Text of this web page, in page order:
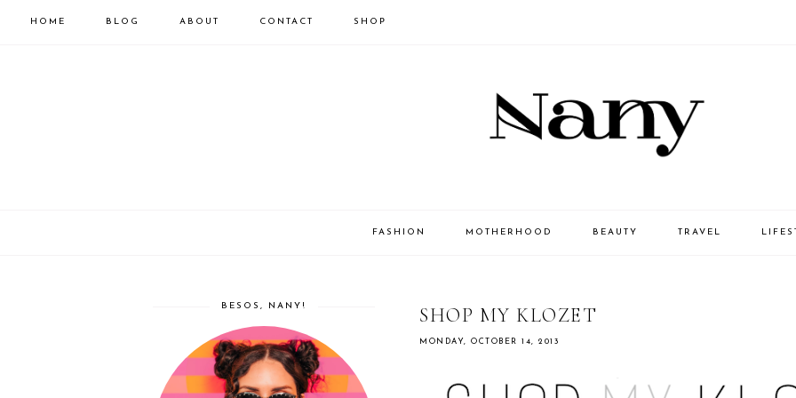
HOME BLOG ABOUT CONTACT SHOP
FASHION MOTHERHOOD BEAUTY TRAVEL
SHOP MY KLOZET
MONDAY, OCTOBER 14, 2013
BESOS, NANY!